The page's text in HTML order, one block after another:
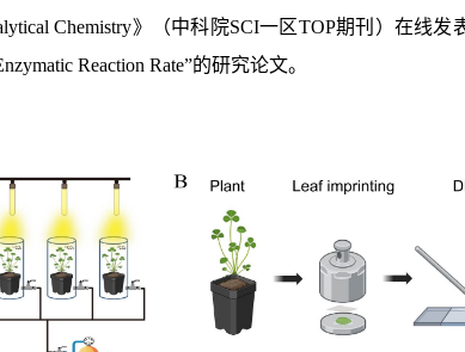
Chemistry》（中科院SCI一区TOP期刊）在线发
Reaction Rate”的研究论文。